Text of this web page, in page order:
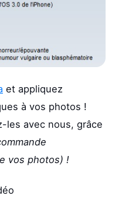
et appliquez
à vos photos !
les avec nous, grâce
vos photos) !